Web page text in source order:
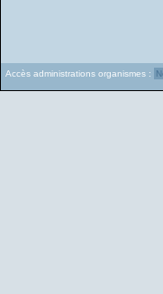
Accès administrations organismes :